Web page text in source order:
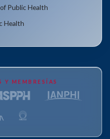
Public Health
Health
Y MEMBRESÍAS